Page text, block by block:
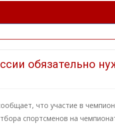
обязательно
что участие в
спортсменов на